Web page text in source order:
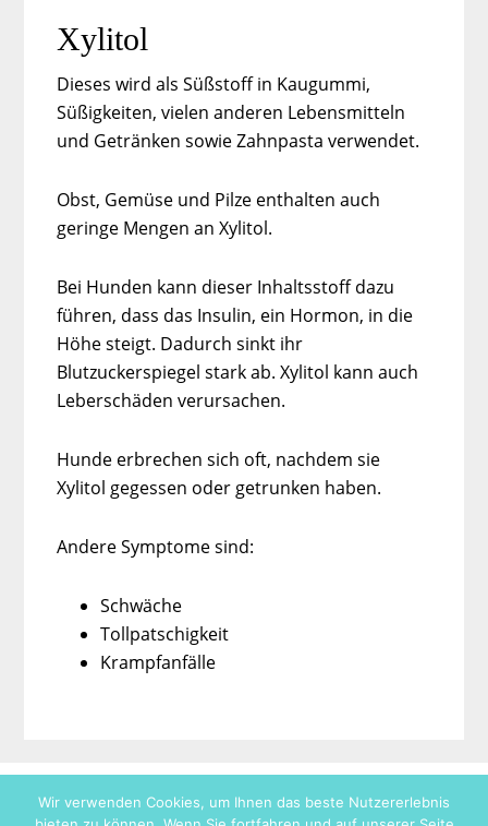
Xylitol
Dieses wird als Süßstoff in Kaugummi,
Süßigkeiten, vielen anderen Lebensmitteln
und Getränken sowie Zahnpasta verwendet.
Obst, Gemüse und Pilze enthalten auch
geringe Mengen an Xylitol.
Bei Hunden kann dieser Inhaltsstoff dazu
führen, dass das Insulin, ein Hormon, in die
Höhe steigt. Dadurch sinkt ihr
Blutzuckerspiegel stark ab. Xylitol kann auch
Leberschäden verursachen.
Hunde erbrechen sich oft, nachdem sie
Xylitol gegessen oder getrunken haben.
Andere Symptome sind:
Schwäche
Tollpatschigkeit
Krampfanfälle
Wir verwenden Cookies, um Ihnen das beste Nutzererlebnis